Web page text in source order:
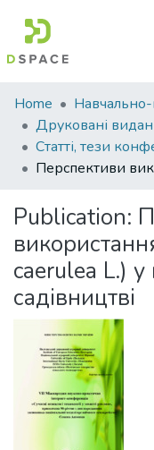
Communities
&
Collections
All of DSpace
Statistics
Home
Publication:
caerulea L.)
садівництві